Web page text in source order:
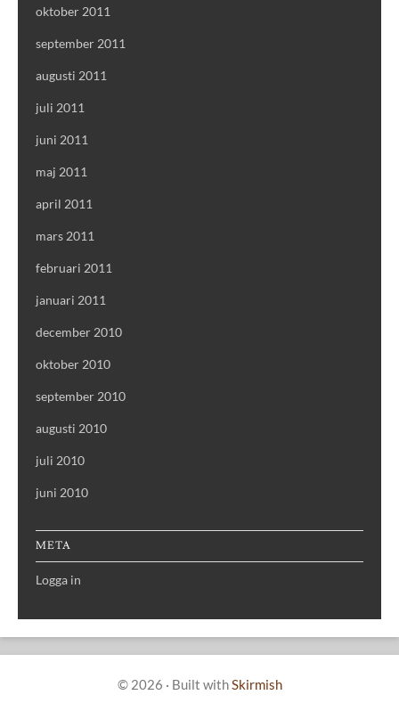
oktober 2011
september 2011
augusti 2011
juli 2011
juni 2011
maj 2011
april 2011
mars 2011
februari 2011
januari 2011
december 2010
oktober 2010
september 2010
augusti 2010
juli 2010
juni 2010
META
Logga in
© 2026 · Built withSkirmish